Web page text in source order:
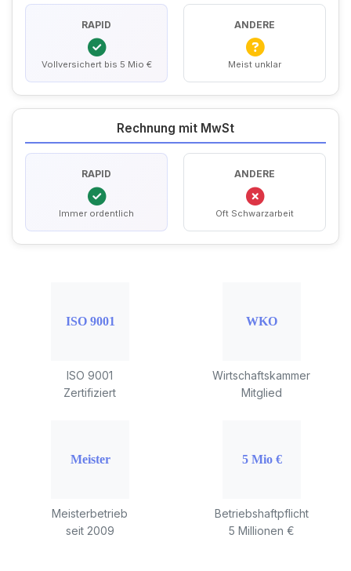
RAPID
Vollversichert bis 5 Mio €
ANDERE
Meist unklar
Rechnung mit MwSt
RAPID
Immer ordentlich
ANDERE
Oft Schwarzarbeit
ISO 9001
Zertifiziert
Wirtschaftskammer
Mitglied
Meisterbetrieb
seit 2009
Betriebshaftpflicht
5 Millionen €